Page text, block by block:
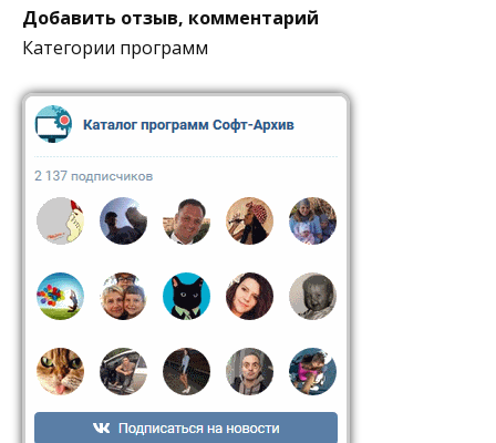
Добавить отзыв, комментарий
Категории программ